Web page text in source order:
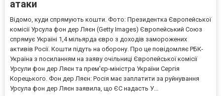
атаки
Відомо, куди спрямують кошти. Фото: Президентка Європейської
комісії Урсула фон дер Ляєн (Getty Images) Європейський Союз
спрямує Україні 1,4 мільярда євро з доходів заморожених
активів Росії. Кошти підуть на оборону. Про це повідомляє РБК-
Україна з посиланням на заяву очільниці Європейської комісії
Урсули фон дер Ляєн та прем'єр-міністра України Сергія
Корецького. Фон дер Ляєн: Росія має заплатити за руйнування
Урсула фон дер Ляєн заявила, що ЄС надасть У...